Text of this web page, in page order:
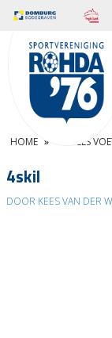
HOME » 4-SKILLS
4skil
DOOR KEES VAN DER